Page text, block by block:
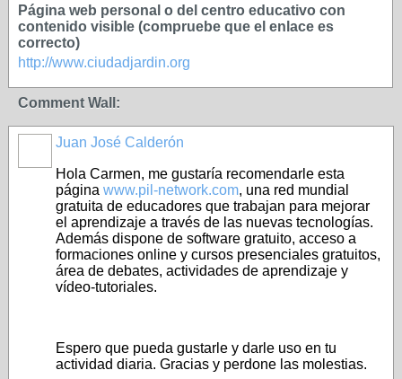
Página web personal o del centro educativo con
contenido visible (compruebe que el enlace es
correcto)
http://www.ciudadjardin.org
Comment Wall:
Juan José Calderón
Hola Carmen, me gustaría recomendarle esta
página www.pil-network.com, una red mundial
gratuita de educadores que trabajan para mejorar
el aprendizaje a través de las nuevas tecnologías.
Además dispone de software gratuito, acceso a
formaciones online y cursos presenciales gratuitos,
área de debates, actividades de aprendizaje y
vídeo-tutoriales.
Espero que pueda gustarle y darle uso en tu
actividad diaria. Gracias y perdone las molestias.